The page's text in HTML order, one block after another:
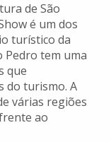
de São
é um dos
turístico da
Pedro tem uma
que
do turismo. A
várias regiões
ao